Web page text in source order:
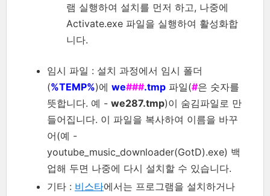
램 실행하여 설치를 먼저 하고, 나중에
Activate.exe 파일을 실행하여 활성화합
니다.
임시 파일 : 설치 과정에서 임시 폴더
(%TEMP%)에 we###.tmp 파일(#은 숫자를
뜻합니다. 예 - we287.tmp)이 숨김파일로 만
들어집니다. 이 파일을 복사하여 이름을 바꾸
어(예 -
youtube_music_downloader(GotD).exe) 백
업해 두면 나중에 다시 설치할 수 있습니다.
기타 : 비스타에서는 프로그램을 설치하거나